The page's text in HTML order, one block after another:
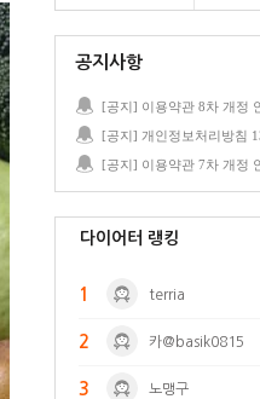
공지사항
[공지] 이용약관 8차 개정
[공지] 이용약관 7차 개정
다이어터 랭킹
1 terria
2 카@basik0815
3 노맹구